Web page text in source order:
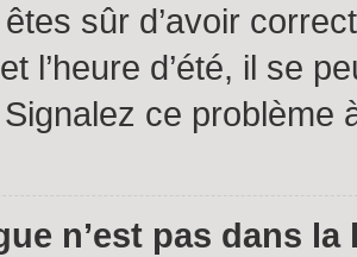
sûr d’avoir
l’heure d’été, il se
Signalez ce problème
n’est pas dans la